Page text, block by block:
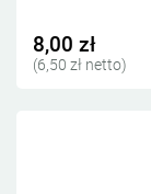
8,00 zł
(6,50 zł netto)